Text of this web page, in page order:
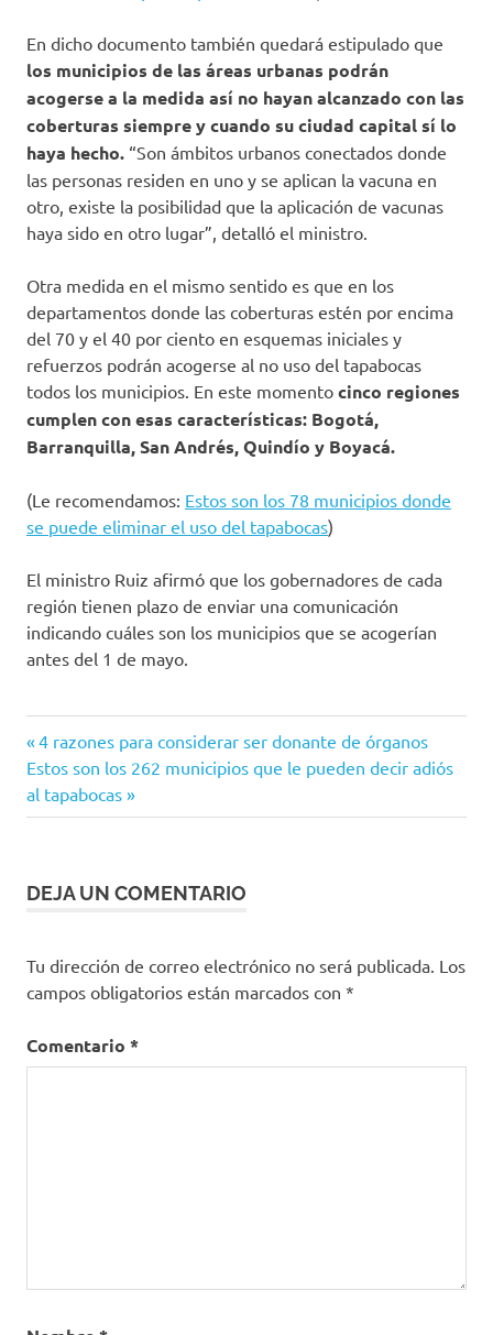
En dicho documento también quedará estipulado que
los municipios de las áreas urbanas podrán
acogerse a la medida así no hayan alcanzado con las
coberturas siempre y cuando su ciudad capital sí lo
haya hecho. “Son ámbitos urbanos conectados donde
las personas residen en uno y se aplican la vacuna en
otro, existe la posibilidad que la aplicación de vacunas
haya sido en otro lugar”, detalló el ministro.
Otra medida en el mismo sentido es que en los
departamentos donde las coberturas estén por encima
del 70 y el 40 por ciento en esquemas iniciales y
refuerzos podrán acogerse al no uso del tapabocas
todos los municipios. En este momento cinco regiones
cumplen con esas características: Bogotá,
Barranquilla, San Andrés, Quindío y Boyacá.
(Le recomendamos: Estos son los 78 municipios donde
se puede eliminar el uso del tapabocas)
El ministro Ruiz afirmó que los gobernadores de cada
región tienen plazo de enviar una comunicación
indicando cuáles son los municipios que se acogerían
antes del 1 de mayo.
Coronavirus
COVID-
19
salud
Tapabocas
vacuna
vacunación
Navegación
de
Entrada
anterior:
4 razones para considerar ser donante de órganos
Siguiente
entrada:
Estos son los 262 municipios que le pueden decir adiós
al tapabocas
DEJA UN COMENTARIO
Tu dirección de correo electrónico no será publicada. Los
campos obligatorios están marcados con *
Comentario *